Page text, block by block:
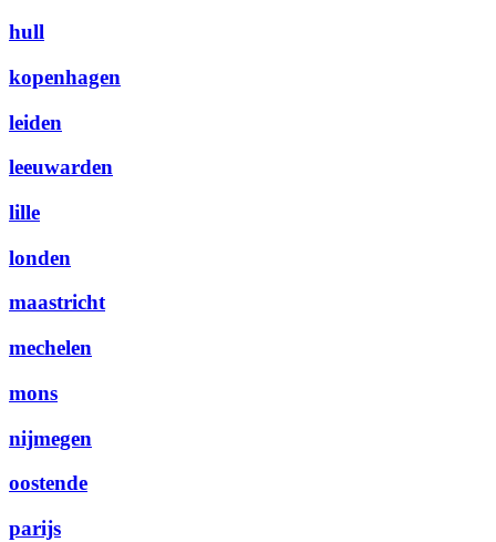
hull
kopenhagen
leiden
leeuwarden
lille
londen
maastricht
mechelen
mons
nijmegen
oostende
parijs